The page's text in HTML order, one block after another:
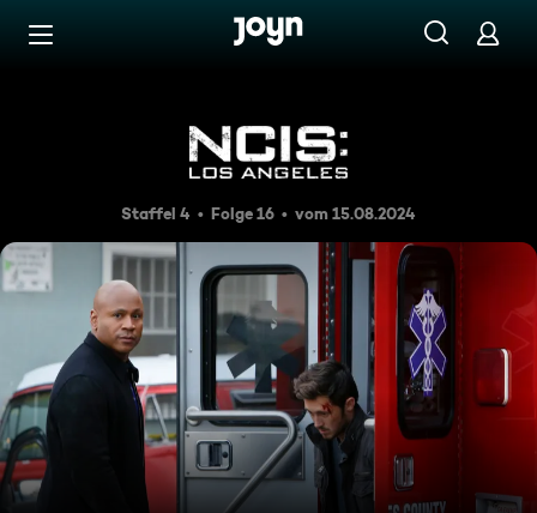
Zum Inhalt springen
Eine Frage der Ehre
Staffel 4 Folge 16 vom 15.08.2024